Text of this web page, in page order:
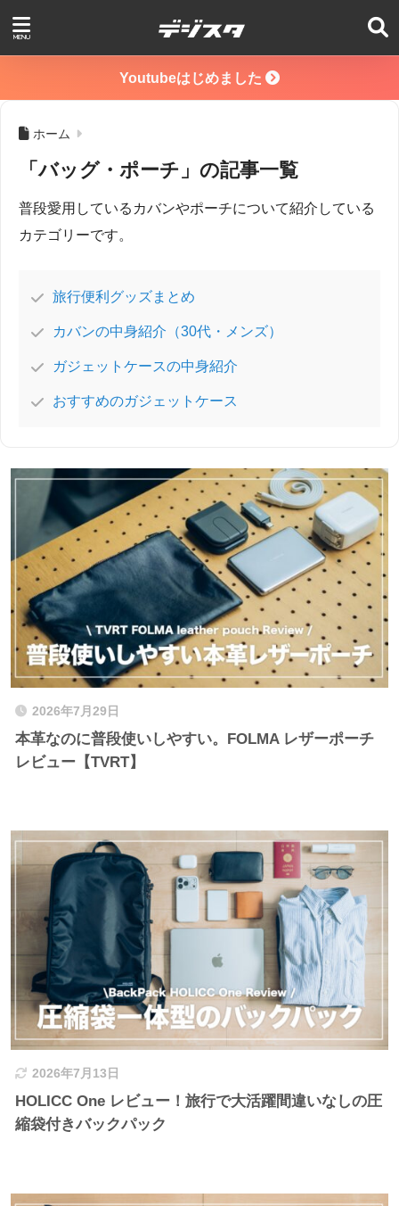
Youtubeはじめました
ホーム
「バッグ・ポーチ」の記事一覧
普段愛用しているカバンやポーチについて紹介している
カテゴリーです。
旅行便利グッズまとめ
カバンの中身紹介（30代・メンズ）
ガジェットケースの中身紹介
おすすめのガジェットケース
2026年7月29日
本革なのに普段使いしやすい。FOLMA レザーポーチ
レビュー【TVRT】
2026年7月13日
HOLICC One レビュー！旅行で大活躍間違いなしの圧
縮袋付きバックパック